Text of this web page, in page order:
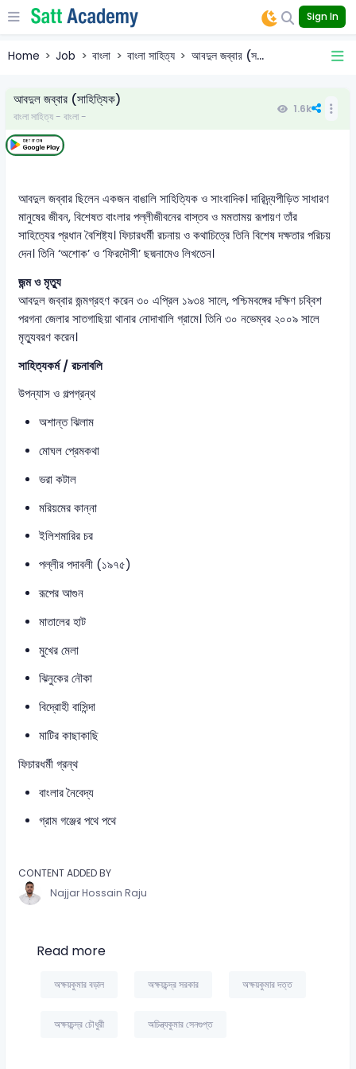
Sign In
Home Job বাংলা বাংলা সাহিত্য আবদুল জব্বার (স...
আবদুল জব্বার (সাহিত্যিক)
বাংলা সাহিত্য - বাংলা -
1.6k
আবদুল জব্বার ছিলেন একজন বাঙালি সাহিত্যিক ও সাংবাদিক। দারিদ্র্যপীড়িত সাধারণ
মানুষের জীবন, বিশেষত বাংলার পল্লীজীবনের বাস্তব ও মমতাময় রূপায়ণ তাঁর
সাহিত্যের প্রধান বৈশিষ্ট্য। ফিচারধর্মী রচনায় ও কথাচিত্রে তিনি বিশেষ দক্ষতার পরিচয়
দেন। তিনি ‘অশোক’ ও ‘ফিরদৌসী’ ছদ্মনামেও লিখতেন।
জন্ম ও মৃত্যু
আবদুল জব্বার জন্মগ্রহণ করেন ৩০ এপ্রিল ১৯৩৪ সালে, পশ্চিমবঙ্গের দক্ষিণ চব্বিশ
পরগনা জেলার সাতগাছিয়া থানার নোদাখালি গ্রামে। তিনি ৩০ নভেম্বর ২০০৯ সালে
মৃত্যুবরণ করেন।
সাহিত্যকর্ম / রচনাবলি
উপন্যাস ও গল্পগ্রন্থ
অশান্ত ঝিলাম
মোঘল প্রেমকথা
ভরা কটাল
মরিয়মের কান্না
ইলিশমারির চর
পল্লীর পদাবলী (১৯৭৫)
রূপের আগুন
মাতালের হাট
মুখের মেলা
ঝিনুকের নৌকা
বিদ্রোহী বাসিন্দা
মাটির কাছাকাছি
ফিচারধর্মী গ্রন্থ
বাংলার নৈবেদ্য
গ্রাম গঞ্জের পথে পথে
CONTENT ADDED BY
Najjar Hossain Raju
Read more
অক্ষয়কুমার বড়াল অক্ষয়চন্দ্র সরকার অক্ষয়কুমার দত্ত
অক্ষয়চন্দ্র চৌধুরী অচিন্ত্যকুমার সেনগুপ্ত